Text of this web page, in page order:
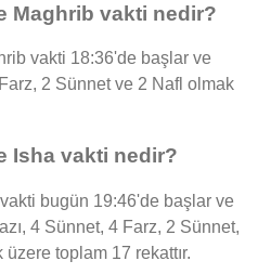
Maghrib vakti nedir?
vakti 18:36'de başlar ve
2 Sünnet ve 2 Nafl olmak
Isha vakti nedir?
bugün 19:46'de başlar ve
4 Sünnet, 4 Farz, 2 Sünnet,
toplam 17 rekattır.